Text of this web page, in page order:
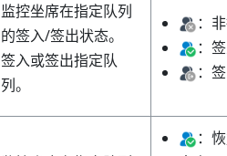
监控坐席在指定队列
的签入/签出状态。
签入或签出指定队
列。
：
：
：
：